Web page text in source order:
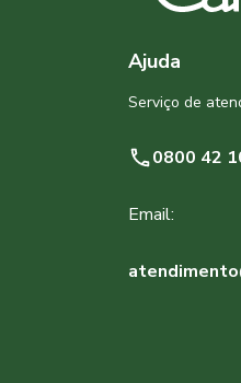
Ajuda
Serviço de
0800 42
Email: